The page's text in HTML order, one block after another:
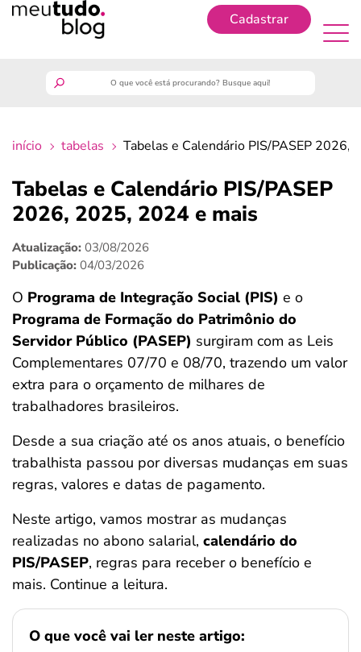
Cadastrar
finanças
benefícios
crédito fácil
últimas notícias
ferramentas
início tabelas Tabelas e Calendário PIS/PASEP
Tabelas e Calendário PIS/PASEP
2026, 2025, 2024 e mais
Atualização: 03/08/2026
Publicação: 04/03/2026
O Programa de Integração Social (PIS) e o
Programa de Formação do Patrimônio do
Servidor Público (PASEP) surgiram com as Leis
Complementares 07/70 e 08/70, trazendo um valor
extra para o orçamento de milhares de
trabalhadores brasileiros.
Desde a sua criação até os anos atuais, o benefício
trabalhista passou por diversas mudanças em suas
regras, valores e datas de pagamento.
Neste artigo, vamos mostrar as mudanças
realizadas no abono salarial, calendário do
PIS/PASEP, regras para receber o benefício e
mais. Continue a leitura.
O que você vai ler neste artigo: